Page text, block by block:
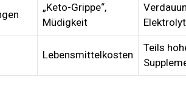
„Keto-Grippe“,
Müdigkeit
Lebensmittelkosten
Teils